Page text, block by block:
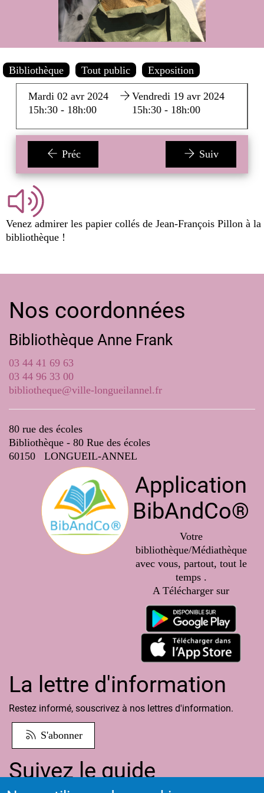
Bibliothèque Tout public Exposition
Mardi 02 avr 2024
15h:30 - 18h:00
Vendredi 19 avr 2024
15h:30 - 18h:00
Préc Suiv
Venez admirer les papier collés de Jean-François Pillon à la
bibliothèque !
Nos coordonnées
Bibliothèque Anne Frank
03 44 41 69 63
03 44 96 33 00
bibliotheque@ville-longueilannel.fr
80 rue des écoles
Bibliothèque - 80 Rue des écoles
60150 LONGUEIL-ANNEL
Application
BibAndCo®
Votre
bibliothèque/Médiathèque
avec vous, partout, tout le
temps .
A Télécharger sur
La lettre d'information
Restez informé, souscrivez à nos lettres d'information.
S'abonner
Suivez le guide